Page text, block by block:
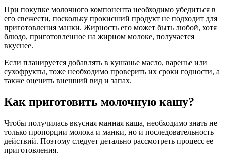
При покупке молочного компонента необходимо убедиться в
его свежести, поскольку прокисший продукт не подходит для
приготовления манки. Жирность его может быть любой, хотя
блюдо, приготовленное на жирном молоке, получается
вкуснее.
Если планируется добавлять в кушанье масло, варенье или
сухофрукты, тоже необходимо проверить их сроки годности, а
также оценить внешний вид и запах.
Как приготовить молочную кашу?
Чтобы получилась вкусная манная каша, необходимо знать не
только пропорции молока и манки, но и последовательность
действий. Поэтому следует детально рассмотреть процесс ее
приготовления.